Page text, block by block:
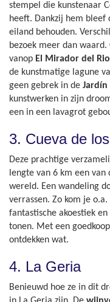
stempel die kunstenaar
heeft. Dankzij hem bleef
eiland behouden.
bezoek meer dan
vanop El Mirador del Rio
de kunstmatige lagune
geen gebrek in de Jardín
kunstwerken in zijn
een in een lavagrot
3. Cueva de
Deze prachtige
lengte van 6 km een
wereld. Een wandeling
verrassen. Zo kom je
fantastische akoestiek
tonen. Met een
ontdekken wat.
4. La Geria
Benieuwd hoe ze in dit